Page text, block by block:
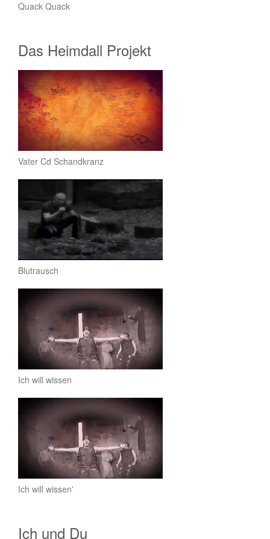
Quack Quack
Das Heimdall Projekt
Vater Cd Schandkranz
Blutrausch
Ich will wissen
Ich will wissen'
Ich und Du